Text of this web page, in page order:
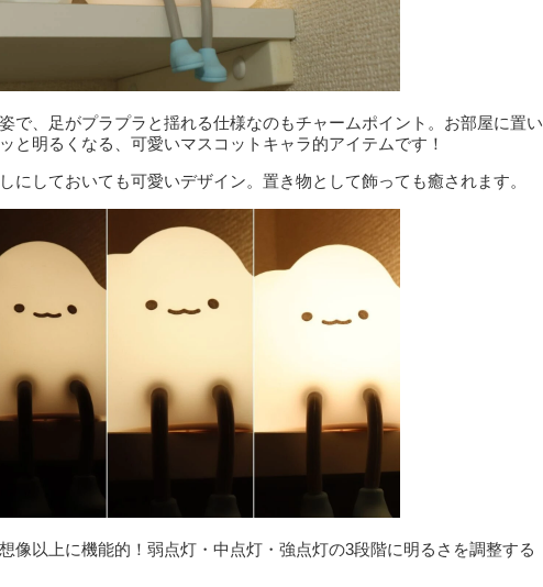
で、足がプラプラと揺れる仕様なのもチャームポイント。お部屋に置い
と明るくなる、可愛いマスコットキャラ的アイテムです！
にしておいても可愛いデザイン。置き物として飾っても癒されます。
像以上に機能的！弱点灯・中点灯・強点灯の3段階に明るさを調整する